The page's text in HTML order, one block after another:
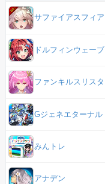
サファイアスフィア
ドルフィンウェーブ
ファンキルスリスタ
Gジェネエターナル
みんトレ
アナデン